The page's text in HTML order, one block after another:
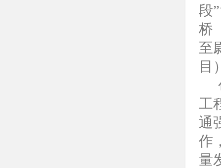
段
桥
至
目
工
通
作
量